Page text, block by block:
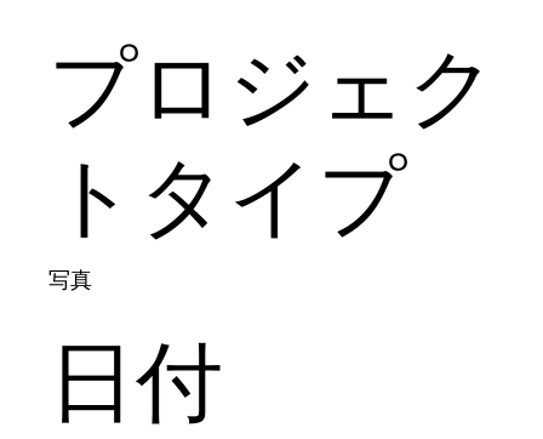
プロジェク
トタイプ
写真
日付